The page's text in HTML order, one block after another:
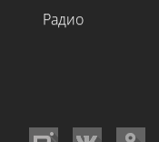
Радио